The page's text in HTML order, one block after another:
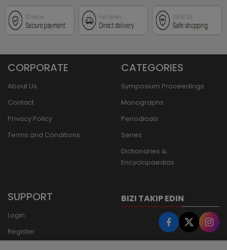
CORPORATE
About Us
Contact
Privacy Policy
Terms and Conditions
CATEGORIES
Symposium Proceedings
Monographs
Periodicals
Series
Dictionaries &
Encyclopaedias
SUPPORT
Login
Register
BIZI TAKIP EDIN